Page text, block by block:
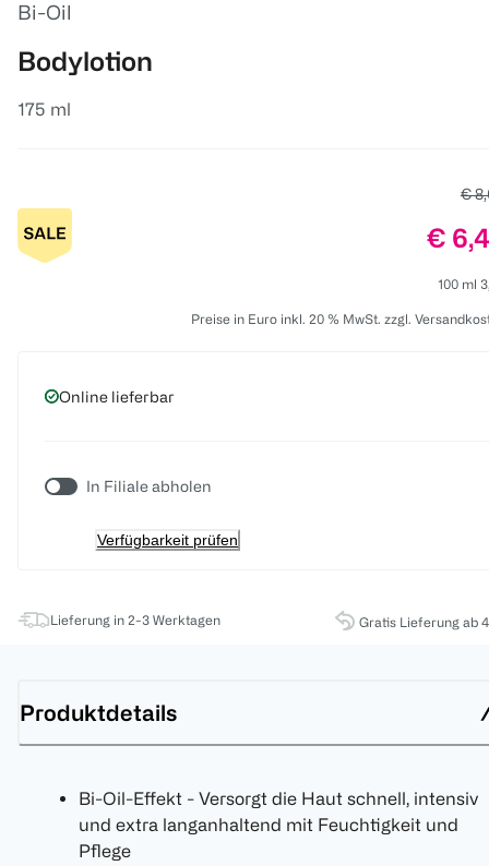
Bi-Oil
Bodylotion
175 ml
€
€
100 ml
Preise in Euro inkl. 20 % MwSt. zzgl.
Online lieferbar
In Filiale abholen
Verfügbarkeit prüfen
Lieferung in 2-3 Werktagen Gratis Lieferung ab
Produktdetails
Bi-Oil-Effekt - Versorgt die Haut schnell, intensiv
und extra langanhaltend mit Feuchtigkeit und
Pflege